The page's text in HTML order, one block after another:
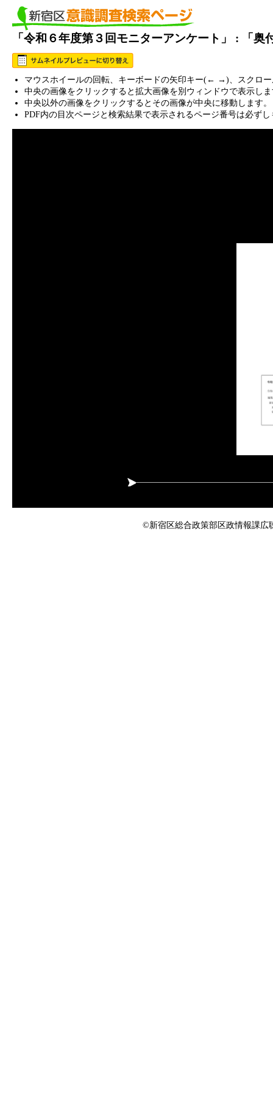
「令和６年度第３回モニターアンケート」 : 「奥
マウスホイールの回転、キーボードの矢印キー(← →)、スクロ
中央の画像をクリックすると拡大画像を別ウィンドウで表示し
中央以外の画像をクリックするとその画像が中央に移動します。
PDF内の目次ページと検索結果で表示されるページ番号は必ず
©新宿区総合政策部区政情報課広